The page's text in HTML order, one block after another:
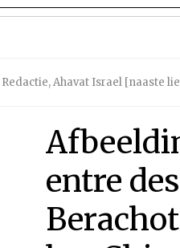
Redactie,Ahavat Israel [naaste
entre